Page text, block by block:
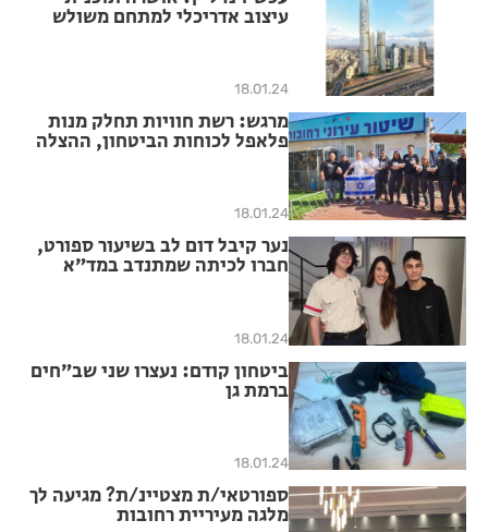
עיצוב אדריכלי למתחם משולש
18.01.24
מרגש: רשת חוויות תחלק מנות
פלאפל לכוחות הביטחון, ההצלה
18.01.24
נער קיבל דום לב בשיעור ספורט,
חברו לכיתה שמתנדב במד״א
18.01.24
ביטחון קודם: נעצרו שני שב״חים
ברמת גן
18.01.24
ספורטאי/ת מצטיינ/ת? מגיעה לך
מלגה מעיריית רחובות